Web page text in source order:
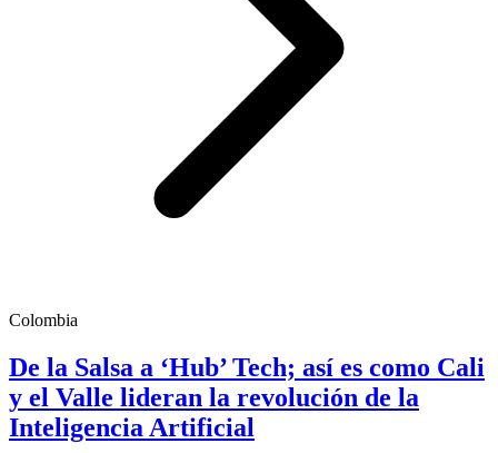
Colombia
De la Salsa a ‘Hub’ Tech; así es como Cali
y el Valle lideran la revolución de la
Inteligencia Artificial